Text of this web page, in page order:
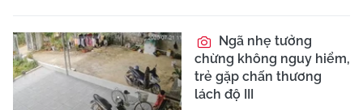
Ngã nhẹ tưởng
chừng không nguy hiểm,
trẻ gặp chấn thương
lách độ III